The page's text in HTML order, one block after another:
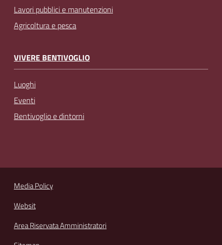
Lavori pubblici e manutenzioni
Agricoltura e pesca
VIVERE BENTIVOGLIO
Luoghi
Eventi
Bentivoglio e dintorni
Media Policy
Websit
Area Riservata Amministratori